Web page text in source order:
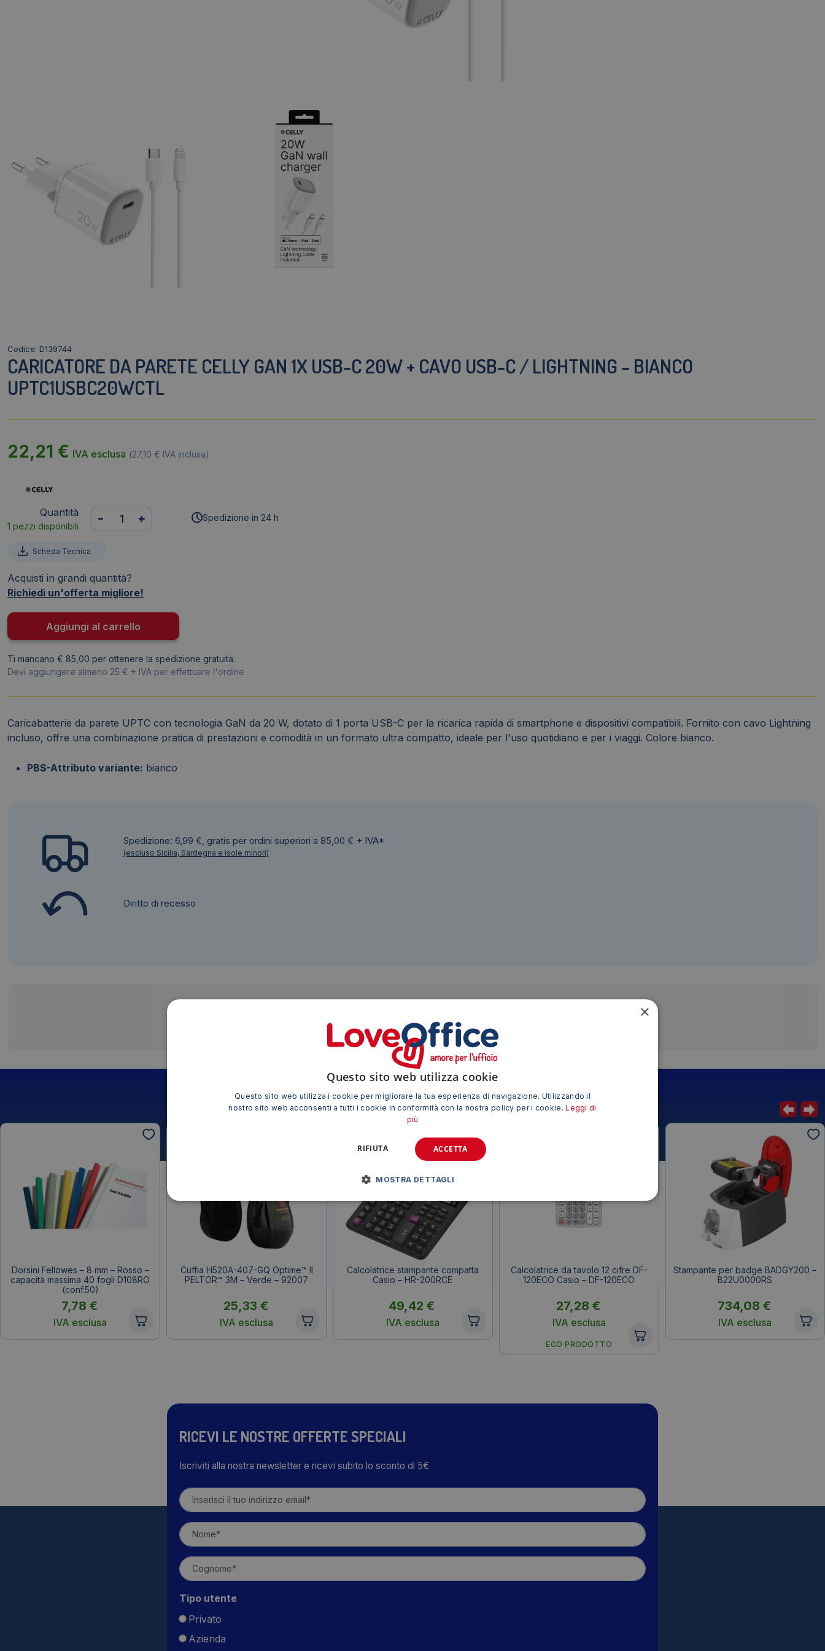
Codice: D139744
CARICATORE DA PARETE CELLY GAN 1X USB-C 20W + CAVO USB-C / LIGHTNING – BIANCO
UPTC1USBC20WCTL
22,21 € IVA esclusa (27,10 € IVA inclusa)
Quantità
1 pezzi disponibili
Caricatore
da
1x
USB-
C
20W
+
cavo
USB-
Lightning
-
UPTC1USBC20WCTL
- + Spedizione in 24 h
Scheda Tecnica
Acquisti in grandi quantità?
Richiedi un'offerta migliore!
Aggiungi al carrello
Ti mancano € 85,00 per ottenere la spedizione gratuita.
Devi aggiungere almeno 25 € + IVA per effettuare l'ordine
Caricabatterie da parete UPTC con tecnologia GaN da 20 W, dotato di 1 porta USB-C per la ricarica rapida di smartphone e dispositivi compatibili. Fornito con cavo Lightning
incluso, offre una combinazione pratica di prestazioni e comodità in un formato ultra compatto, ideale per l'uso quotidiano e per i viaggi. Colore bianco.
PBS-Attributo variante: bianco
Spedizione: 6,99 €, gratis per ordini superiori a 85,00 € + IVA*
(escluso Sicilia, Sardegna e isole minori)
Diritto di recesso
TI POTREBBE INTERESSARE ANCHE
Dorsini Fellowes – 8 mm – Rosso –
capacità massima 40 fogli D108RO
(conf.50)
7,78 €
IVA esclusa
Cuffia H520A-407-GQ Optime™ II
PELTOR™ 3M – Verde – 92007
25,33 €
IVA esclusa
Calcolatrice stampante compatta
Casio – HR-200RCE
49,42€
IVA esclusa
Calcolatrice da tavolo 12 cifre DF-
120ECO Casio – DF-120ECO
27,28 €
IVA esclusa
ECO PRODOTTO
Stampante per badge BADGY200 –
B22U0000RS
734,08 €
IVA esclusa
RICEVI LE NOSTRE OFFERTE SPECIALI
Iscriviti alla nostra newsletter e ricevi subito lo sconto di 5€
Tipo utente
Privato
Azienda
×
Questo sito web utilizza cookie
Questo sito web utilizza i cookie per migliorare la tua esperienza di navigazione. Utilizzando il
nostro sito web acconsenti a tutti i cookie in conformità con la nostra policy per i cookie.Leggi di
più
ACCETTA
RIFIUTA
MOSTRA DETTAGLI